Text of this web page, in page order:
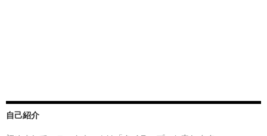
自己紹介